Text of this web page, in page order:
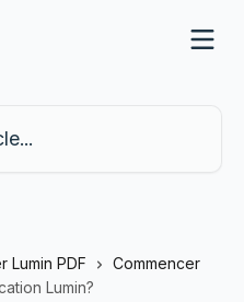
Lumin PDF
Commencer
Lumin?